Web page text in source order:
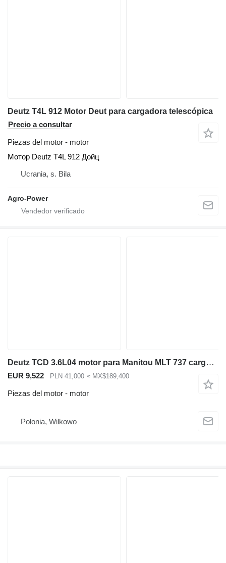
Deutz T4L 912 Motor Deut para cargadora telescópica
Precio a consultar
Piezas del motor - motor
Мотор Deutz T4L 912 Дойц
Ucrania, s. Bila
Agro-Power
Deutz TCD 3.6L04 motor para Manitou MLT 737 cargadora telescópica
EUR 9,522 PLN 41,000 ≈ MX$189,400
Piezas del motor - motor
Polonia, Wilkowo